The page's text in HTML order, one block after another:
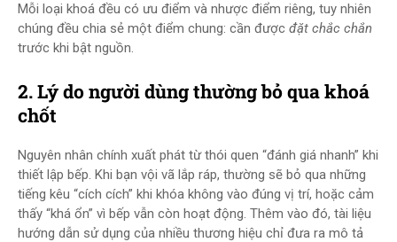
Mỗi loại khoá đều có ưu điểm và nhược điểm riêng, tuy nhiên
chúng đều chia sẻ một điểm chung: cần được đặt chắc chắn
trước khi bật nguồn.
2. Lý do người dùng thường bỏ qua khoá
chốt
Nguyên nhân chính xuất phát từ thói quen “đánh giá nhanh” khi
thiết lập bếp. Khi bạn vội vã lắp ráp, thường sẽ bỏ qua những
tiếng kêu “cích cích” khi khóa không vào đúng vị trí, hoặc cảm
thấy “khá ổn” vì bếp vẫn còn hoạt động. Thêm vào đó, tài liệu
hướng dẫn sử dụng của nhiều thương hiệu chỉ đưa ra mô tả